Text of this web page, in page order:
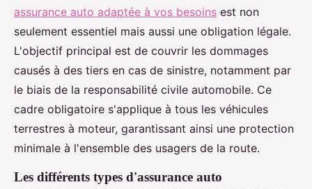
assurance auto adaptée à vos besoins est non
seulement essentiel mais aussi une obligation légale.
L'objectif principal est de couvrir les dommages
causés à des tiers en cas de sinistre, notamment par
le biais de la responsabilité civile automobile. Ce
cadre obligatoire s'applique à tous les véhicules
terrestres à moteur, garantissant ainsi une protection
minimale à l'ensemble des usagers de la route.
Les différents types d'assurance auto